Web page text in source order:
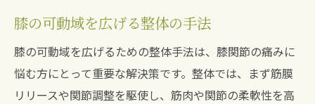
膝の可動域を広げる整体の手法
膝の可動域を広げるための整体手法は、膝関節の痛みに
悩む方にとって重要な解決策です。整体では、まず筋膜
リリースや関節調整を駆使し、筋肉や関節の柔軟性を高